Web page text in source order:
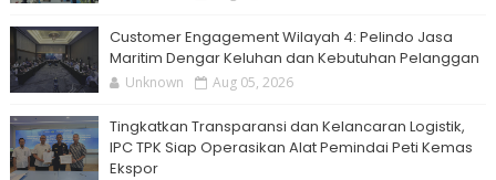
Customer Engagement Wilayah 4: Pelindo Jasa
Maritim Dengar Keluhan dan Kebutuhan Pelanggan
Unknown Aug 05, 2026
Tingkatkan Transparansi dan Kelancaran Logistik,
IPC TPK Siap Operasikan Alat Pemindai Peti Kemas
Ekspor